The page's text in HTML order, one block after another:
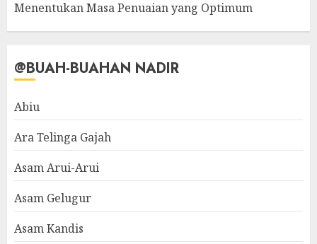
Menentukan Masa Penuaian yang Optimum
@BUAH-BUAHAN NADIR
Abiu
Ara Telinga Gajah
Asam Arui-Arui
Asam Gelugur
Asam Kandis